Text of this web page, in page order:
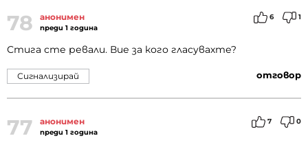
78 анонимен
преди 1 година
6 1
Стига сте ревали. Вие за кого гласувахте?
отговор
Сигнализирай
77 анонимен
преди 1 година
7 0